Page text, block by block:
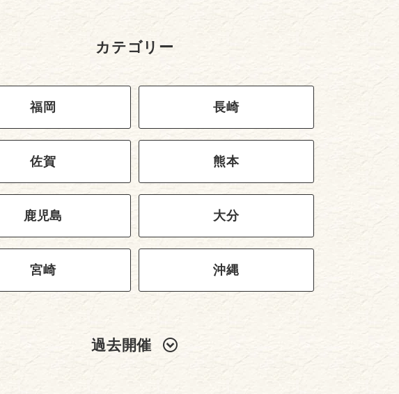
カテゴリー
福岡 長崎
佐賀 熊本
鹿児島 大分
宮崎 沖縄
過去開催